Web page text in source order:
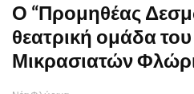
Ο “Προμηθέας
θεατρική ομάδα
Μικρασιατών